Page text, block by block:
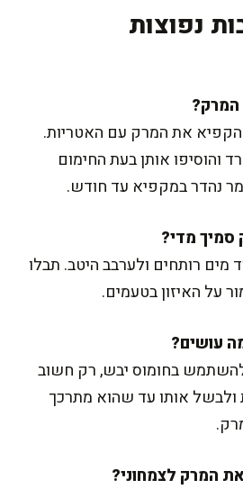
נפוצות
את המרק עם האטריות.
והוסיפו אותן בעת החימום
נהדר במקפיא עד חודש.
מים רותחים ולערבב היטב. תבלו
על האיזון בטעמים.
להשתמש בחומוס יבש, רק חשוב
12 שעות ולבשל אותו עד שהוא מתרכך